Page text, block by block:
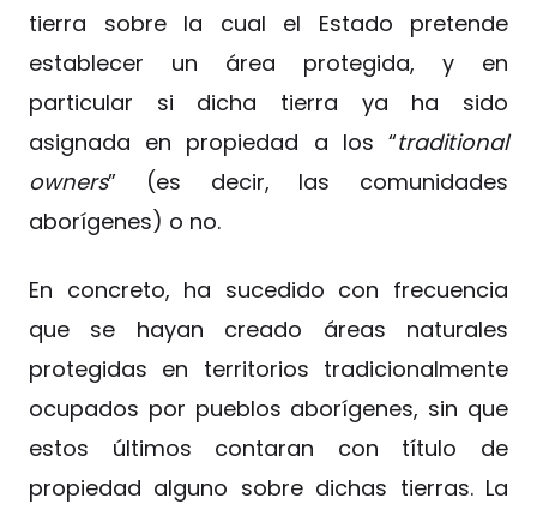
tierra sobre la cual el Estado pretende
establecer un área protegida, y en
particular si dicha tierra ya ha sido
asignada en propiedad a los “traditional
owners” (es decir, las comunidades
aborígenes) o no.
En concreto, ha sucedido con frecuencia
que se hayan creado áreas naturales
protegidas en territorios tradicionalmente
ocupados por pueblos aborígenes, sin que
estos últimos contaran con título de
propiedad alguno sobre dichas tierras. La